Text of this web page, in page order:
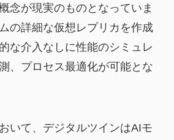
念が現実のものとなっていま
の詳細な仮想レプリカを作成
な介入なしに性能のシミュレ
、プロセス最適化が可能とな
いて、デジタルツインはAIモ